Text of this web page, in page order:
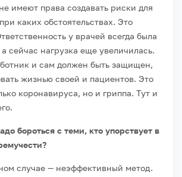
имеют права создавать риски для
каких обстоятельствах. Это
у врачей всегда была
сейчас нагрузка еще увеличилась.
и сам должен быть защищен,
жизнью своей и пациентов. Это
коронавируса, но и гриппа. Тут и
бороться с теми, кто упорствует в
случае — неэффективный метод.